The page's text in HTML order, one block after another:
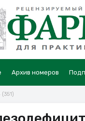
Архив номеров